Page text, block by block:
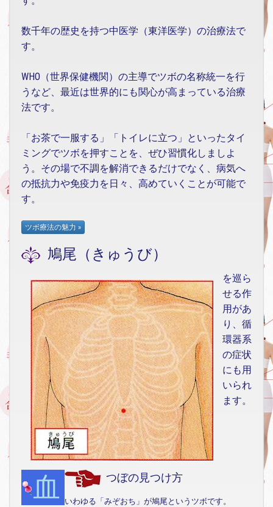
数千年の歴史を持つ中医学（東洋医学）の治療法で
す。
WHO（世界保健機関）の主導でツボの名称統一を行
うなど、最近は世界的にも関心が高まっている治療
法です。
「お茶で一服する」「トイレに立つ」といったタイ
ミングでツボを押すことを、ぜひ習慣化しましよ
う。その場で不調を解消できるだけでなく、病気へ
の抵抗力や免疫力を日々、高めていくことが可能で
す。
鳩尾（きゅうび）
血
を巡ら
せる作
用があ
り、循
環器系
の症状
にも用
いられ
ます。
つぼの見つけ方
いわゆる「みぞおち」が鳩尾というツボです。